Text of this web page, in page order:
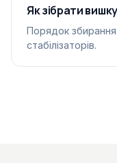
Як зібрати
Порядок
стабілізаторів.